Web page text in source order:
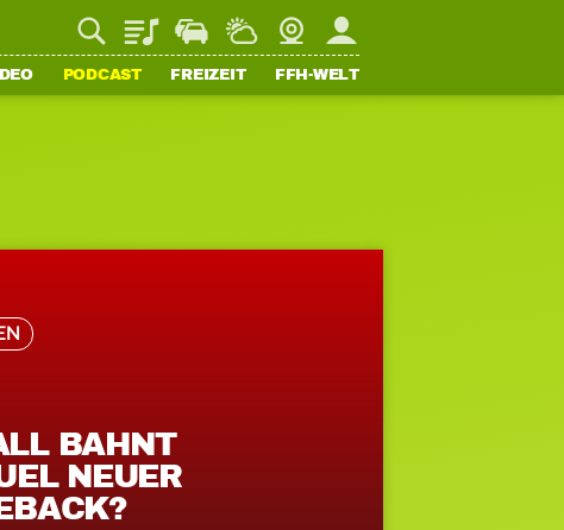
PlaylistStaupilotWetterWebcamMein FFH
PODCAST FREIZEIT FFH-WELT
BAHNT
NEUER